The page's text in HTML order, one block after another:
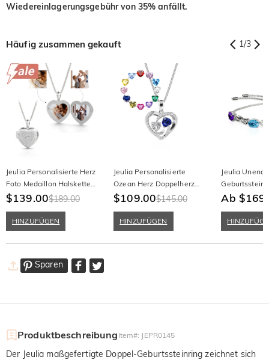
Wiedereinlagerungsgebühr von 35% anfällt.
Häufig zusammen gekauft 1/3
Jeulia Personalisierte Herz
Foto Medaillon Halskette
mit Geburtsstein
$139.00$189.00
HINZUFÜGEN
Jeulia Personalisierte
Ozean Herz Doppelherz
Geburtsstein Halskette
$109.00$145.00
HINZUFÜGEN
Jeulia
Geburtsstein
Ab
Sparen
Produktbeschreibung Item#: JEPR0145
Der Jeulia maßgefertigte Doppel-Geburtssteinring zeichnet sich